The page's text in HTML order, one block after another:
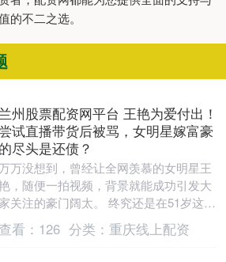
的不二之选。
兰州股票配资网平台 王艳为爱付出！
试直播带货后被骂，女明星嫁富豪
的尽头是还债？
万没想到，曾经让全网羡慕的女明星王
，随便一拍视频，背景就能成功引发大
家关注的豪门阔太。 终究还是在51岁这
年，选择了复出。且开始尝试新的风口:直
播带货。 靠....
看： 126 分类： 重庆线上配资